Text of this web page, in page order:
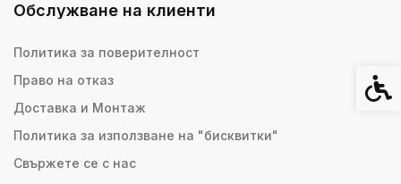
Обслужване на клиенти
Политика за поверителност
Право на отказ
Доставка и Монтаж
Политика за използване на "бисквитки"
Свържете се с нас